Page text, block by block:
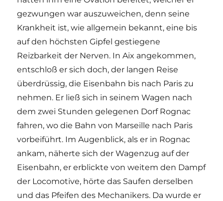
gezwungen war auszuweichen, denn seine
Krankheit ist, wie allgemein bekannt, eine bis
auf den höchsten Gipfel gestiegene
Reizbarkeit der Nerven. In Aix angekommen,
entschloß er sich doch, der langen Reise
überdrüssig, die Eisenbahn bis nach Paris zu
nehmen. Er ließ sich in seinem Wagen nach
dem zwei Stunden gelegenen Dorf Rognac
fahren, wo die Bahn von Marseille nach Paris
vorbeiführt. Im Augenblick, als er in Rognac
ankam, näherte sich der Wagenzug auf der
Eisenbahn, er erblickte von weitem den Dampf
der Locomotive, hörte das Saufen derselben
und das Pfeifen des Mechanikers. Da wurde er